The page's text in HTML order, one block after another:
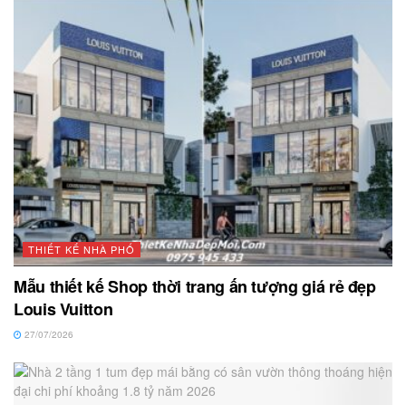
THIẾT KẾ NHÀ PHỐ
Mẫu thiết kế Shop thời trang ấn tượng giá rẻ đẹp
Louis Vuitton
27/07/2026